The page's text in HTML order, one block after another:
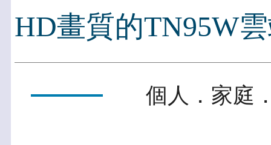
HD畫質的TN95W
個人．家庭